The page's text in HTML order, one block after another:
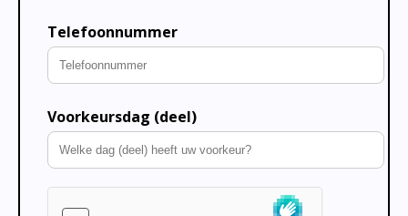
Telefoonnummer
Voorkeursdag (deel)